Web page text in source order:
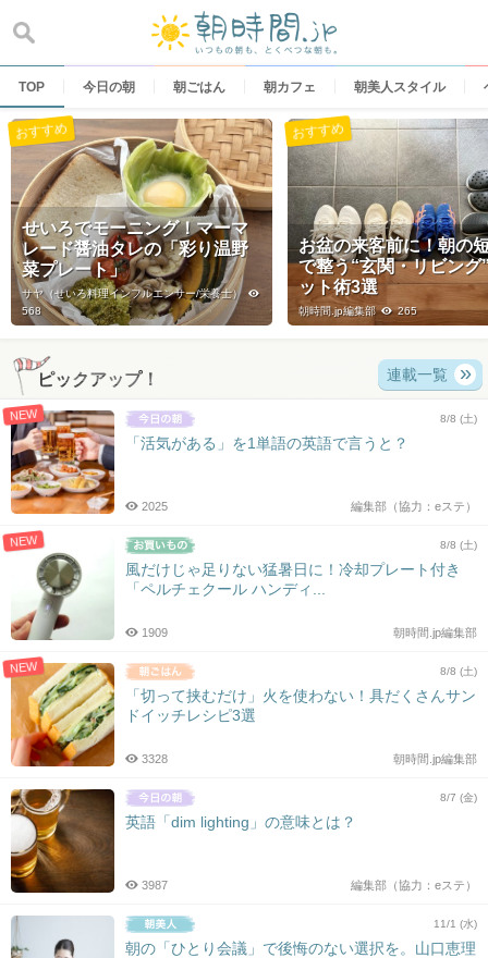
content
TOP 今日の朝 朝ごはん 朝カフェ 朝美人スタイル
せいろでモーニング！マーマ
レード醤油タレの「彩り温野
菜プレート」
サヤ（せいろ料理インフルエンサー/栄養士）
568
おすすめ
お盆の来客前に！朝の
で整う“玄関・リビング
ット術3選
朝時間.jp編集部 265
おすすめ
ピックアップ！ 連載一覧
NEW 8/8 (土)
「活気がある」を1単語の英語で言うと？
編集部（協力：eステ）
2025
NEW 8/8 (土)
風だけじゃ足りない猛暑日に！冷却プレート付き
「ペルチェクール ハンディ...
朝時間.jp編集部
1909
NEW 8/8 (土)
「切って挟むだけ」火を使わない！具だくさんサン
ドイッチレシピ3選
朝時間.jp編集部
3328
8/7 (金)
英語「dim lighting」の意味とは？
編集部（協力：eステ）
3987
11/1 (水)
朝の「ひとり会議」で後悔のない選択を。山口恵理